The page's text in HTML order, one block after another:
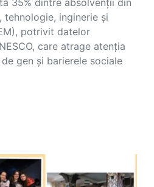
35% dintre absolvenții din
tehnologie, inginerie și
potrivit datelor
care atrage atenția
gen și barierele sociale